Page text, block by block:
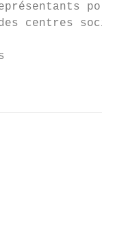
centres
2021